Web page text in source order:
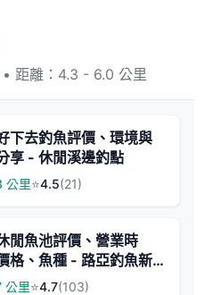
距離：4.3 - 6.0 公里
下去釣魚評價、環境與
享 - 休閒溪邊釣點
公里⭐4.5(21)
閒魚池評價、營業時
格、魚種 - 路亞釣魚新
公里⭐4.7(103)